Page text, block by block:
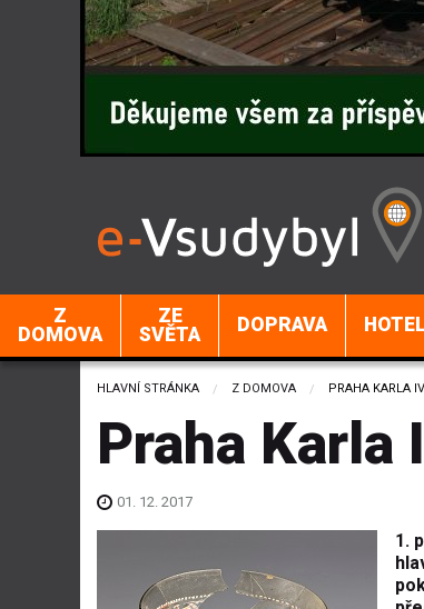
Z
DOMOVA
ZE
SVĚTA
DOPRAVA
HLAVNÍ STRÁNKA Z DOMOVA CURRENT:
PRAHA KARLA
Praha Karla
01. 12. 2017
1.